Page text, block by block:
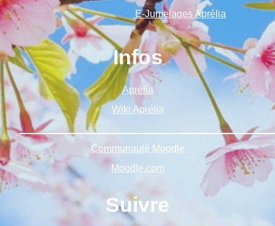
E-Jumelages Aprélia
Infos
Aprélia
Wiki Aprélia
Communauté Moodle
Moodle.com
Suivre